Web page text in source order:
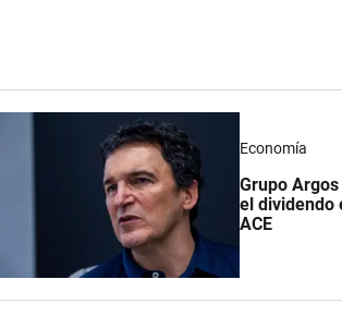
Economía
Grupo
el dividendo
ACE